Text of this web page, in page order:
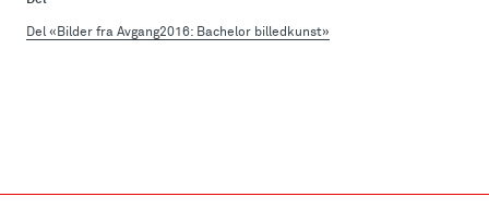
Del «Bilder fra Avgang2016: Bachelor billedkunst»